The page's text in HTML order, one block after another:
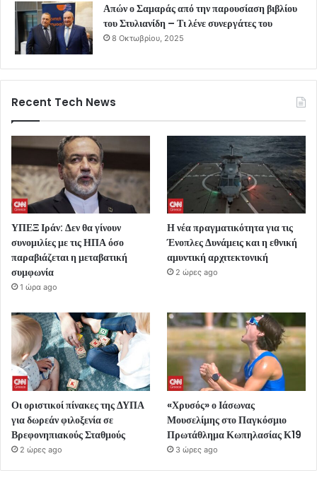
Απών ο Σαμαράς από την παρουσίαση βιβλίου
του Στυλιανίδη – Τι λένε συνεργάτες του
8 Οκτωβρίου, 2025
Recent Tech News
ΥΠΕΞ Ιράν: Δεν θα γίνουν
συνομιλίες με τις ΗΠΑ όσο
παραβιάζεται η μεταβατική
συμφωνία
1 ώρα ago
Η νέα πραγματικότητα για τις
Ένοπλες Δυνάμεις και η εθνική
αμυντική αρχιτεκτονική
2 ώρες ago
Οι οριστικοί πίνακες της ΔΥΠΑ
για δωρεάν φιλοξενία σε
Βρεφονηπιακούς Σταθμούς
2 ώρες ago
«Χρυσός» ο Ιάσωνας
Μουσελίμης στο Παγκόσμιο
Πρωτάθλημα Κωπηλασίας Κ19
3 ώρες ago